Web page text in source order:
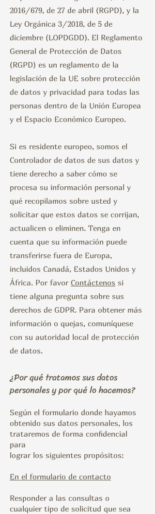
2016/679, de 27 de abril (RGPD), y la
Ley Orgánica 3/2018, de 5 de
diciembre (LOPDGDD). El Reglamento
General de Protección de Datos
(RGPD) es un reglamento de la
legislación de la UE sobre protección
de datos y privacidad para todas las
personas dentro de la Unión Europea
y el Espacio Económico Europeo.
Si es residente europeo, somos el
Controlador de datos de sus datos y
tiene derecho a saber cómo se
procesa su información personal y
qué recopilamos sobre usted y
solicitar que estos datos se corrijan,
actualicen o eliminen. Tenga en
cuenta que su información puede
transferirse fuera de Europa,
incluidos Canadá, Estados Unidos y
África. Por favor Contáctenos si
tiene alguna pregunta sobre sus
derechos de GDPR. Para obtener más
información o quejas, comuníquese
con su autoridad local de protección
de datos.
¿Por qué tratamos sus datos
personales y por qué lo hacemos?
Según el formulario donde hayamos
obtenido sus datos personales, los
trataremos de forma confidencial
para
lograr los siguientes propósitos:
En el formulario de contacto
Responder a las consultas o
cualquier tipo de solicitud que sea